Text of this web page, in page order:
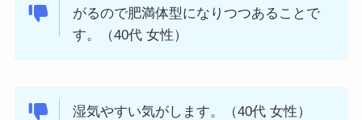
がるので肥満体型になりつつあることで
す。（40代 女性）
湿気やすい気がします。（40代 女性）